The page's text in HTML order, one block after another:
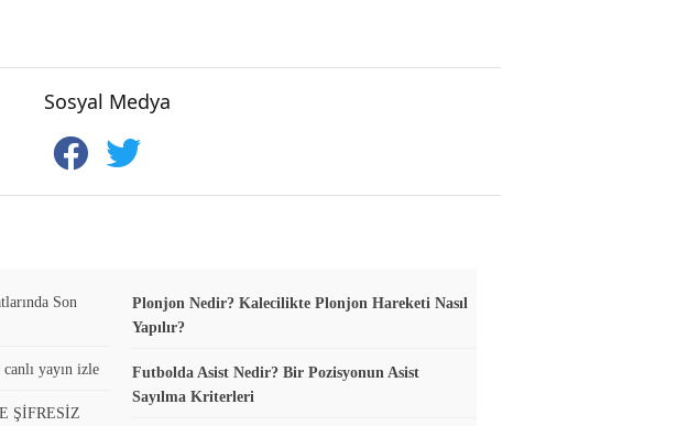
Sosyal Medya
Son
yayın izle
ŞİFRESİZ
Plonjon Nedir? Kalecilikte Plonjon Hareketi Nasıl
Yapılır?
Futbolda Asist Nedir? Bir Pozisyonun Asist
Sayılma Kriterleri